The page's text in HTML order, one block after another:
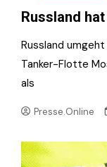
Russland
Russland
Tanker-Flotte
als
Presse.Online